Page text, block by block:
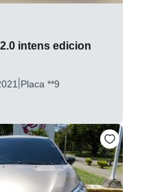
intens edicion
|Placa **9